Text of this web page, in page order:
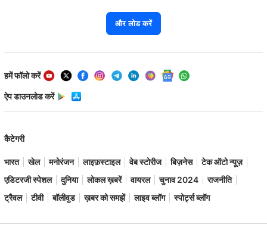
और लोड करें
हमें फॉलो करें
ऐप डाउनलोड करें
कैटेगरी
भारत खेल मनोरंजन लाइफ़स्टाइल वेब स्टोरीज बिज़नेस
टेक ऑटो न्यूज़
एडिटरजी स्पेशल
दुनिया लोकल ख़बरें वायरल चुनाव 2024
राजनीति
ट्रैवल
टीवी बॉलीवुड ख़बर को समझें लाइव ब्लॉग स्पोर्ट्स ब्लॉग